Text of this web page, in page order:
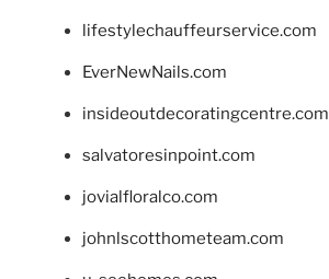
lifestylechauffeurservice.com
EverNewNails.com
insideoutdecoratingcentre.com
salvatoresinpoint.com
jovialfloralco.com
johnlscotthometeam.com